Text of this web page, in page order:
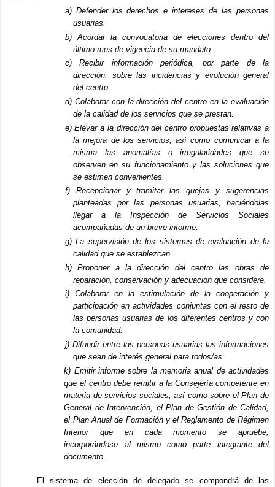
a) Defender los derechos e intereses de las personas
usuarias.
b) Acordar la convocatoria de elecciones dentro del
último mes de vigencia de su mandato.
c) Recibir información periódica, por parte de la
dirección, sobre las incidencias y evolución general
del centro.
d) Colaborar con la dirección del centro en la evaluación
de la calidad de los servicios que se prestan.
e) Elevar a la dirección del centro propuestas relativas a
la mejora de los servicios, así como comunicar a la
mis­ma las anomalías o irregularidades que se
observen en su funcionamiento y las soluciones que
se estimen convenientes.
f) Recepcionar y tramitar las quejas y sugerencias
planteadas por las personas usuarias, haciéndolas
llegar a la Inspección de Servicios Sociales
acompañadas de un breve informe.
g) La supervisión de los sistemas de evaluación de la
calidad que se establezcan.
h) Proponer a la dirección del centro las obras de
reparación, conservación y adecuación que considere.
i) Colaborar en la estimulación de la cooperación y
participación en actividades conjuntas con el resto de
las personas usuarias de los diferentes centros y con
la comunidad.
j) Difundir entre las personas usuarias las informaciones
que sean de interés general para todos/as.
k) Emitir informe sobre la memoria anual de actividades
que el centro debe remitir a la Consejería competente en
materia de servicios sociales, así como sobre el Plan de
General de Intervención, el Plan de Gestión de Calidad,
el Plan Anual de Formación y el Reglamento de Régimen
Interior que en cada momento se apruebe,
incorporándose al mismo como parte integrante del
documento.
El sistema de elección de delegado se compondrá de las